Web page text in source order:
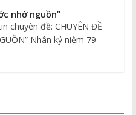
nhớ nguồn”
chuyên đề: CHUYÊN ĐỀ
Nhân kỷ niệm 79